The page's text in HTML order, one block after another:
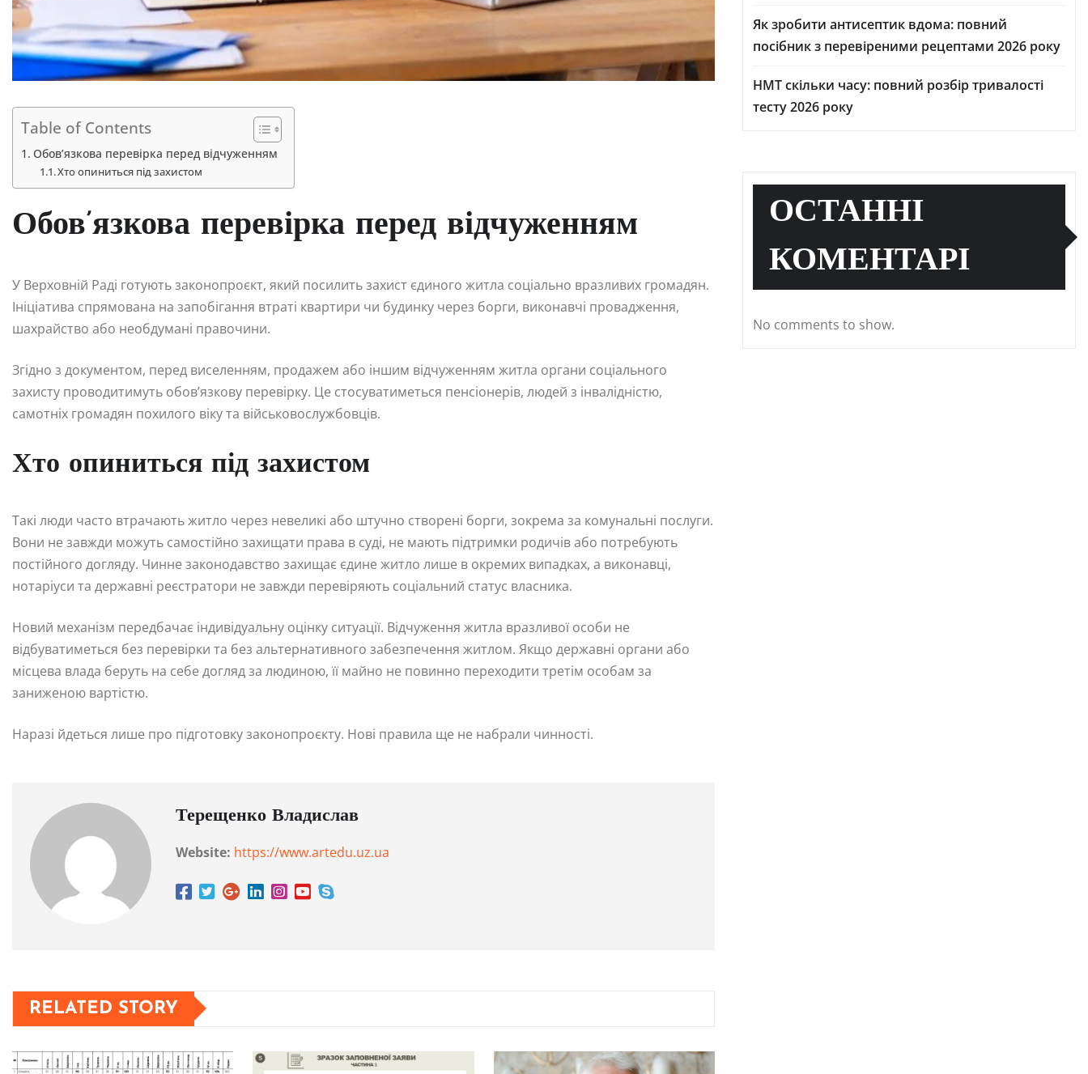
Table of Contents
Обов’язкова перевірка перед відчуженням
Хто опиниться під захистом
Обов’язкова перевірка перед відчуженням
У Верховній Раді готують законопроєкт, який посилить захист єдиного житла соціально вразливих громадян.
Ініціатива спрямована на запобігання втраті квартири чи будинку через борги, виконавчі провадження,
шахрайство або необдумані правочини.
Згідно з документом, перед виселенням, продажем або іншим відчуженням житла органи соціального
захисту проводитимуть обов’язкову перевірку. Це стосуватиметься пенсіонерів, людей з інвалідністю,
самотніх громадян похилого віку та військовослужбовців.
Хто опиниться під захистом
Такі люди часто втрачають житло через невеликі або штучно створені борги, зокрема за комунальні послуги.
Вони не завжди можуть самостійно захищати права в суді, не мають підтримки родичів або потребують
постійного догляду. Чинне законодавство захищає єдине житло лише в окремих випадках, а виконавці,
нотаріуси та державні реєстратори не завжди перевіряють соціальний статус власника.
Новий механізм передбачає індивідуальну оцінку ситуації. Відчуження житла вразливої особи не
відбуватиметься без перевірки та без альтернативного забезпечення житлом. Якщо державні органи або
місцева влада беруть на себе догляд за людиною, її майно не повинно переходити третім особам за
заниженою вартістю.
Наразі йдеться лише про підготовку законопроєкту. Нові правила ще не набрали чинності.
Терещенко Владислав
Website: https://www.artedu.uz.ua
RELATED STORY
Як зробити антисептик вдома: повний
посібник з перевіреними рецептами 2026 року
НМТ скільки часу: повний розбір тривалості
тесту 2026 року
ОСТАННІ
КОМЕНТАРІ
No comments to show.